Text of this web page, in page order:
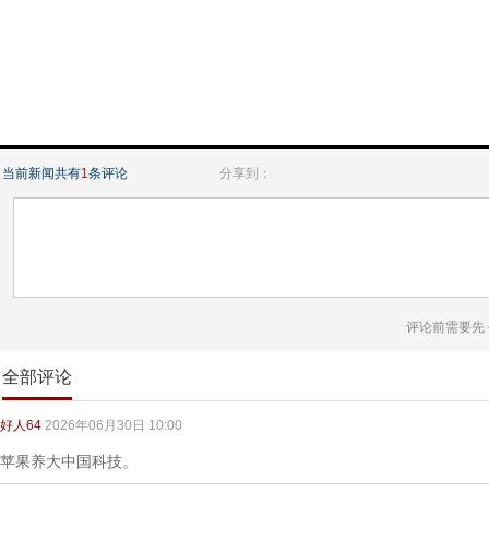
当前新闻共有1条评论 分享到：
评论前需要先
全部评论
好人64 2026年06月30日 10:00
苹果养大中国科技。